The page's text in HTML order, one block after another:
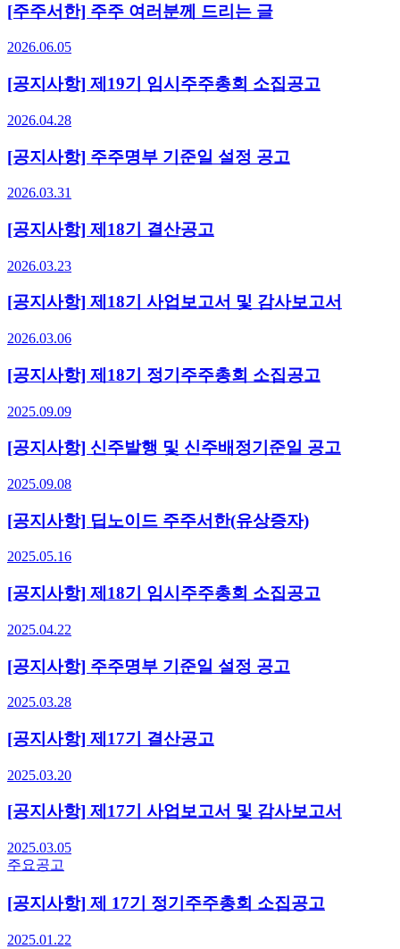
[주주서한] 주주 여러분께 드리는 글
2026.06.05
[공지사항] 제19기 임시주주총회 소집공고
2026.04.28
[공지사항] 주주명부 기준일 설정 공고
2026.03.31
[공지사항] 제18기 결산공고
2026.03.23
[공지사항] 제18기 사업보고서 및 감사보고서
2026.03.06
[공지사항] 제18기 정기주주총회 소집공고
2025.09.09
[공지사항] 신주발행 및 신주배정기준일 공고
2025.09.08
[공지사항] 딥노이드 주주서한(유상증자)
2025.05.16
[공지사항] 제18기 임시주주총회 소집공고
2025.04.22
[공지사항] 주주명부 기준일 설정 공고
2025.03.28
[공지사항] 제17기 결산공고
2025.03.20
[공지사항] 제17기 사업보고서 및 감사보고서
2025.03.05
주요공고
[공지사항] 제 17기 정기주주총회 소집공고
2025.01.22